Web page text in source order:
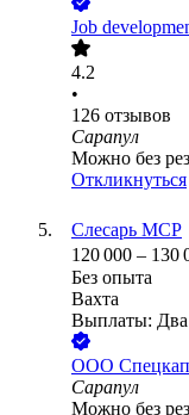
Job
4.2
•
126 отзывов
Сарапул
Можно без
Откликнуться
Слесарь МСР
120 000 – 130
Без опыта
Вахта
Выплаты: Два
ООО
Сарапул
Можно без